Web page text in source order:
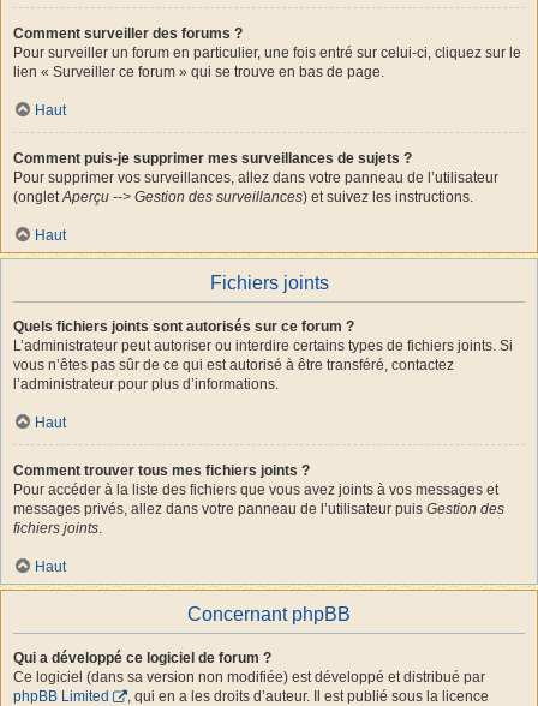
Comment surveiller des forums ?
Pour surveiller un forum en particulier, une fois entré sur celui-ci, cliquez sur le
lien « Surveiller ce forum » qui se trouve en bas de page.
Haut
Comment puis-je supprimer mes surveillances de sujets ?
Pour supprimer vos surveillances, allez dans votre panneau de l’utilisateur
(ongletAperçu --> Gestion des surveillances) et suivez les instructions.
Haut
Fichiers joints
Quels fichiers joints sont autorisés sur ce forum ?
L’administrateur peut autoriser ou interdire certains types de fichiers joints. Si
vous n’êtes pas sûr de ce qui est autorisé à être transféré, contactez
l’administrateur pour plus d’informations.
Haut
Comment trouver tous mes fichiers joints ?
Pour accéder à la liste des fichiers que vous avez joints à vos messages et
messages privés, allez dans votre panneau de l’utilisateur puis Gestion des
fichiers joints.
Haut
Concernant phpBB
Qui a développé ce logiciel de forum ?
Ce logiciel (dans sa version non modifiée) est développé et distribué par
phpBB Limited
, qui en a les droits d’auteur. Il est publié sous la licence